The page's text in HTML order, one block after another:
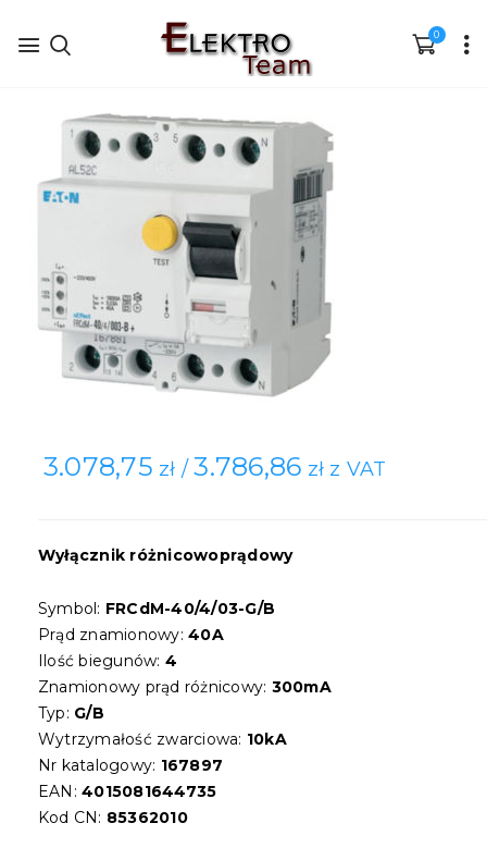
0
3.078,75 zł /3.786,86 zł z VAT
Wyłącznik różnicowoprądowy
Symbol: FRCdM-40/4/03-G/B
Prąd znamionowy:40A
Ilość biegunów: 4
Znamionowy prąd różnicowy: 300mA
Typ: G/B
Wytrzymałość zwarciowa: 10kA
Nr katalogowy: 167897
EAN:4015081644735
Kod CN: 85362010